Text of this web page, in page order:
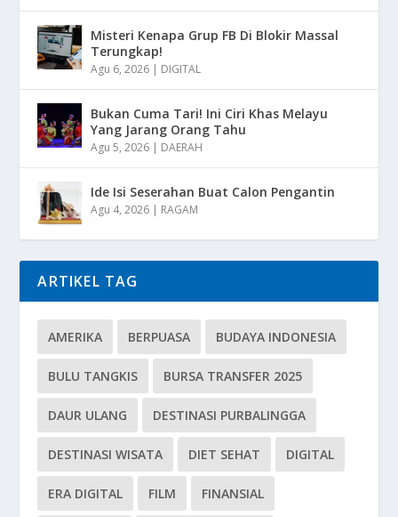
Misteri Kenapa Grup FB Di Blokir Massal
Terungkap!
Agu 6, 2026 DIGITAL
Bukan Cuma Tari! Ini Ciri Khas Melayu
Yang Jarang Orang Tahu
Agu 5, 2026 DAERAH
Ide Isi Seserahan Buat Calon Pengantin
Agu 4, 2026 RAGAM
ARTIKEL TAG
AMERIKA BERPUASA BUDAYA INDONESIA
BULU TANGKIS BURSA TRANSFER 2025
DAUR ULANG DESTINASI PURBALINGGA
DESTINASI WISATA DIET SEHAT DIGITAL
ERA DIGITAL FILM FINANSIAL